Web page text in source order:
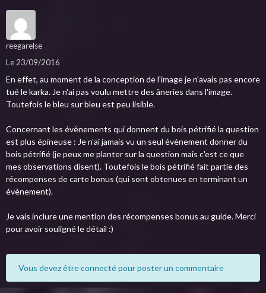
reegarelse
Le 23/09/2016
En effet, au moment de la conception de l'image je n'avais pas encore
tué le karka. Je n'ai pas voulu mettre des âneries dans l'image.
Toutefois le bleu sur bleu est peu lisible.
Concernant les évènements qui donnent du bois pétrifié la question
est plus épineuse : Je n'ai jamais vu un seul évènement donner du
bois pétrifié (je peux me planter sur la question mais c'est ce que
mes observations disent). Toutefois le bois pétrifié fait partie des
récompenses de carte bonus (qui sont obtenues en terminant un
évènement).
Je vais inclure une mention des récompenses bonus au guide. Merci
pour avoir souligné le détail :)
Vous devez être connecté pour poster un commentaire